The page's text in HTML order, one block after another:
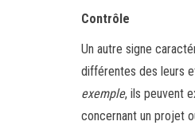
Contrôle
Un autre signe
différentes des leurs
exemple, ils peuvent
concernant un projet